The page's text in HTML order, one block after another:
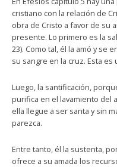
cristiano con la relación de
obra de Cristo a favor de su
presente. Lo primero es la
23). Como tal, él la amó y se
su sangre en la cruz. Esta
Luego, la santificación,
purifica en el lavamiento del
ella llegue a ser santa y sin
parezca.
Entre tanto, él la sustenta,
ofrece a su amada los